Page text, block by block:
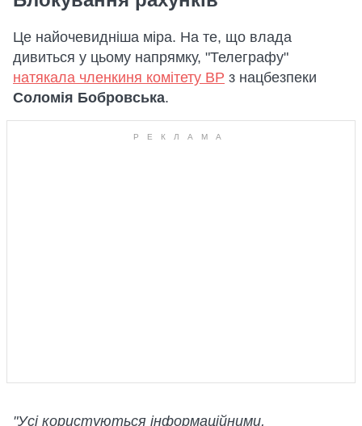
Це найочевидніша міра. На те, що влада
дивиться у цьому напрямку, "Телеграфу"
натякала членкиня комітету ВР з нацбезпеки
Соломія Бобровська.
"Усі користуються інформаційними,